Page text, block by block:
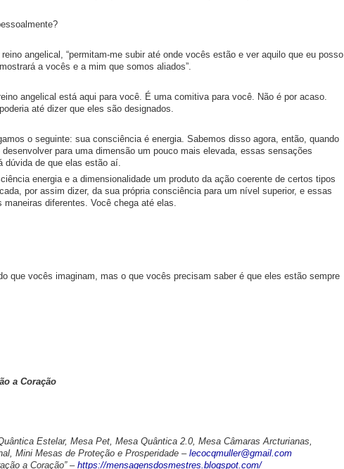
angelical, “permitam-me subir até onde vocês estão e ver aquilo que eu posso
a vocês e a mim que somos aliados”.
angelical está aqui para você. É uma comitiva para você. Não é por acaso.
até dizer que eles são designados.
o seguinte: sua consciência é energia. Sabemos disso agora, então, quando
para uma dimensão um pouco mais elevada, essas sensações
dúvida de que elas estão aí.
energia e a dimensionalidade um produto da ação coerente de certos tipos
por assim dizer, da sua própria consciência para um nível superior, e essas
diferentes. Você chega até elas.
que vocês imaginam, mas o que vocês precisam saber é que eles estão sempre
a Coração
Estelar, Mesa Pet, Mesa Quântica 2.0, Mesa Câmaras Arcturianas,
Mini Mesas de Proteção e Prosperidade – lecocqmuller@gmail.com
a Coração” – https://mensagensdosmestres.blogspot.com/